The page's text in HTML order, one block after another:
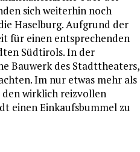
sich weiterhin noch
Haselburg. Aufgrund der
für einen entsprechenden
Südtirols. In der
Bauwerk des Stadttheaters,
Im nur etwas mehr als
den wirklich reizvollen
einen Einkaufsbummel zu